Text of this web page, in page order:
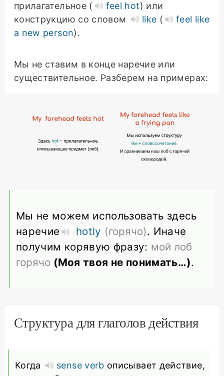
прилагательное ( feel hot) или
конструкцию со словом
like (
feel like
a new person).
Мы не ставим в конце наречие или
существительное. Разберем на примерах:
Мы не можем использовать здесь
наречие
hotly (горячо). Иначе
получим корявую фразу: мой лоб
горячо (Моя твоя не понимать…).
Структура для глаголов действия
Когда sense verb описывает действие,